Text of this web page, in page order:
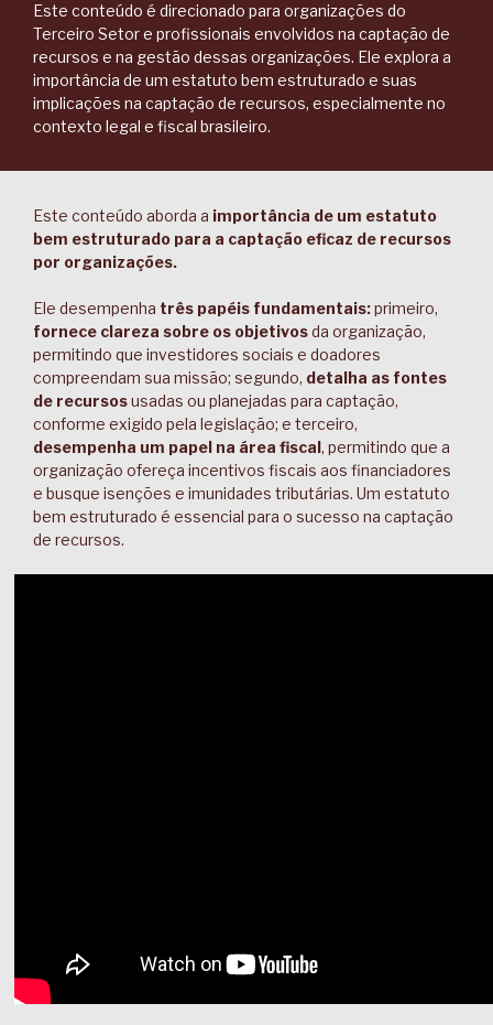
Este conteúdo é direcionado para organizações do
Terceiro Setor e profissionais envolvidos na captação de
recursos e na gestão dessas organizações. Ele explora a
importância de um estatuto bem estruturado e suas
implicações na captação de recursos, especialmente no
contexto legal e fiscal brasileiro.
Este conteúdo aborda a importância de um estatuto
bem estruturado para a captação eficaz de recursos
por organizações.
Ele desempenha três papéis fundamentais:primeiro,
fornece clareza sobre os objetivosda organização,
permitindo que investidores sociais e doadores
compreendam sua missão; segundo, detalha as fontes
de recursosusadas ou planejadas para captação,
conforme exigido pela legislação; e terceiro,
desempenha um papel na área fiscal, permitindo que a
organização ofereça incentivos fiscais aos financiadores
e busque isenções e imunidades tributárias. Um estatuto
bem estruturado é essencial para o sucesso na captação
de recursos.